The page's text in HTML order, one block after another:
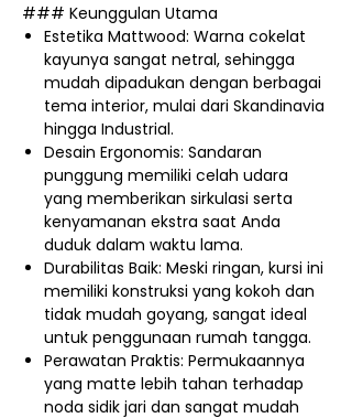
### Keunggulan Utama
Estetika Mattwood: Warna cokelat
kayunya sangat netral, sehingga
mudah dipadukan dengan berbagai
tema interior, mulai dari Skandinavia
hingga Industrial.
Desain Ergonomis: Sandaran
punggung memiliki celah udara
yang memberikan sirkulasi serta
kenyamanan ekstra saat Anda
duduk dalam waktu lama.
Durabilitas Baik: Meski ringan, kursi ini
memiliki konstruksi yang kokoh dan
tidak mudah goyang, sangat ideal
untuk penggunaan rumah tangga.
Perawatan Praktis: Permukaannya
yang matte lebih tahan terhadap
noda sidik jari dan sangat mudah